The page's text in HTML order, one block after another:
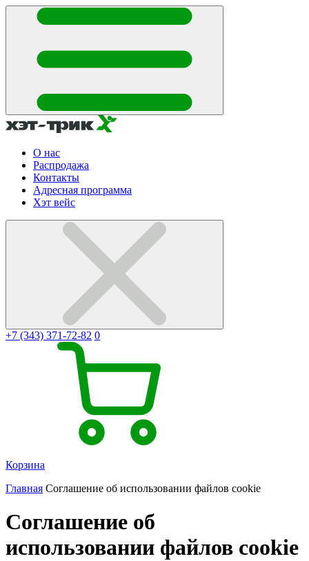
О нас
Распродажа
Контакты
Адресная программа
Хэт вейс
+7 (343) 371-72-82 0
Корзина
Главная Соглашение об использовании файлов cookie
Соглашение об
использовании файлов cookie